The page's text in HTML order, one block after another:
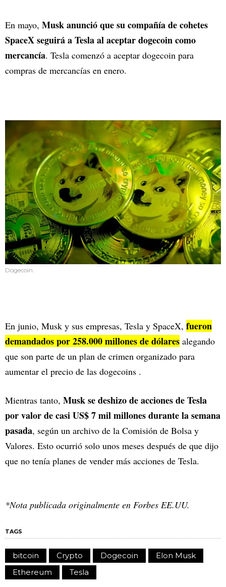
En mayo, Musk anunció que su compañía de cohetes
SpaceX seguirá a Tesla al aceptar dogecoin como
mercancía. Tesla comenzó a aceptar dogecoin para
compras de mercancías en enero.
Dogecoin.
En junio, Musk y sus empresas, Tesla y SpaceX, fueron
demandados por 258.000 millones de dólares alegando
que son parte de un plan de crimen organizado para
aumentar el precio de las dogecoins .
Mientras tanto, Musk se deshizo de acciones de Tesla
por valor de casi US$ 7 mil millones durante la semana
pasada, según un archivo de la Comisión de Bolsa y
Valores. Esto ocurrió solo unos meses después de que dijo
que no tenía planes de vender más acciones de Tesla.
*Nota publicada originalmente en Forbes EE.UU.
TAGS
bitcoin Crypto Dogecoin
Elon Musk
Ethereum
Tesla